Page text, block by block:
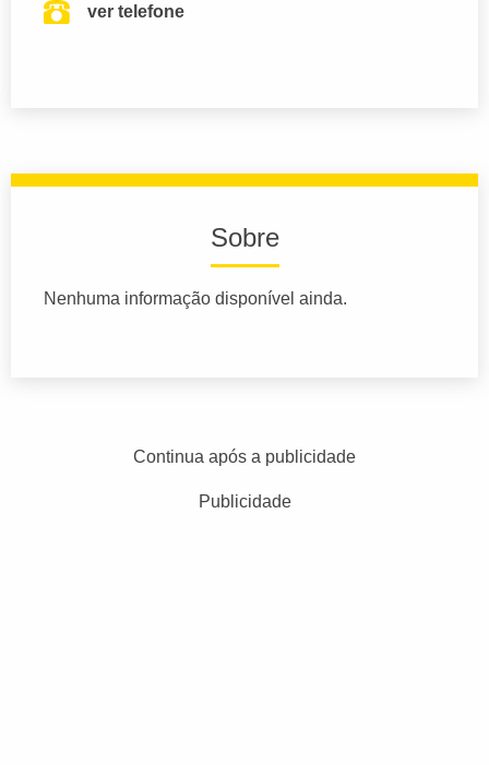
ver telefone
Sobre
Nenhuma informação disponível ainda.
Continua após a publicidade
Publicidade